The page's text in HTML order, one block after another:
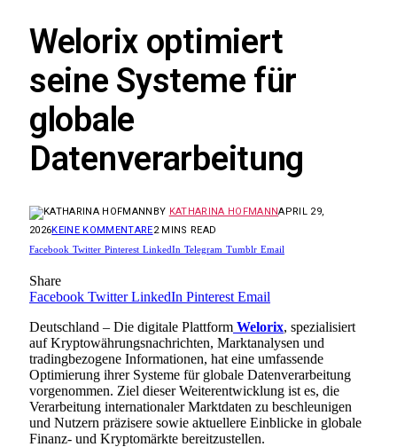
Welorix optimiert
seine Systeme für
globale
Datenverarbeitung
BY KATHARINA HOFMANNAPRIL 29,
2026KEINE KOMMENTARE2 MINS READ
Facebook Twitter Pinterest LinkedIn Telegram Tumblr Email
Share
Facebook Twitter LinkedIn Pinterest Email
Deutschland – Die digitale Plattform Welorix, spezialisiert
auf Kryptowährungsnachrichten, Marktanalysen und
tradingbezogene Informationen, hat eine umfassende
Optimierung ihrer Systeme für globale Datenverarbeitung
vorgenommen. Ziel dieser Weiterentwicklung ist es, die
Verarbeitung internationaler Marktdaten zu beschleunigen
und Nutzern präzisere sowie aktuellere Einblicke in globale
Finanz- und Kryptomärkte bereitzustellen.